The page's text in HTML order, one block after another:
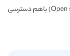
زیرا هم خطوط فرمان و هم نرم‌افزار متن‌باز (Open source) با‌هم دسترسی